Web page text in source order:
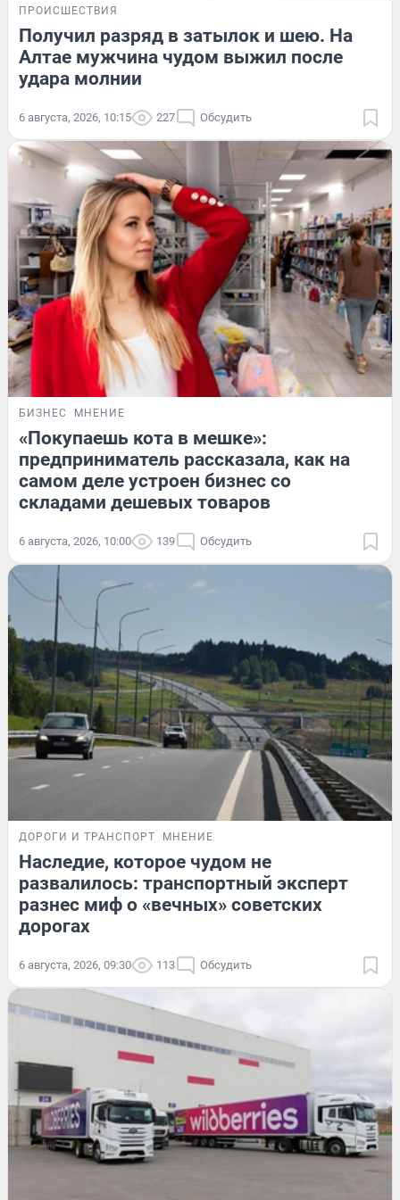
ПРОИСШЕСТВИЯ
Получил разряд в затылок и шею. На
Алтае мужчина чудом выжил после
удара молнии
6 августа, 2026, 10:15 227 Обсудить
БИЗНЕС МНЕНИЕ
«Покупаешь кота в мешке»:
предприниматель рассказала, как на
самом деле устроен бизнес со
складами дешевых товаров
6 августа, 2026, 10:00 139 Обсудить
ДОРОГИ И ТРАНСПОРТ МНЕНИЕ
Наследие, которое чудом не
развалилось: транспортный эксперт
разнес миф о «вечных» советских
дорогах
6 августа, 2026, 09:30 113 Обсудить